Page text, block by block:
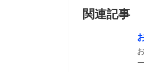
関連記事